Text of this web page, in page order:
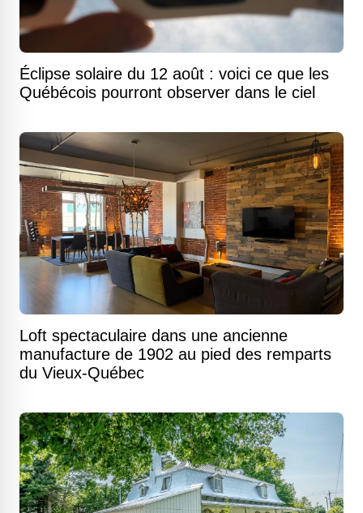
Éclipse solaire du 12 août : voici ce que les
Québécois pourront observer dans le ciel
Loft spectaculaire dans une ancienne
manufacture de 1902 au pied des remparts
du Vieux-Québec